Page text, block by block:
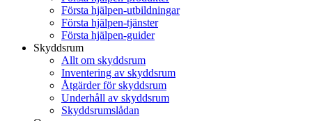
Första hjälpen-utbildningar
Första hjälpen-tjänster
Första hjälpen-guider
Skyddsrum
Allt om skyddsrum
Inventering av skyddsrum
Åtgärder för skyddsrum
Underhåll av skyddsrum
Skyddsrumslådan